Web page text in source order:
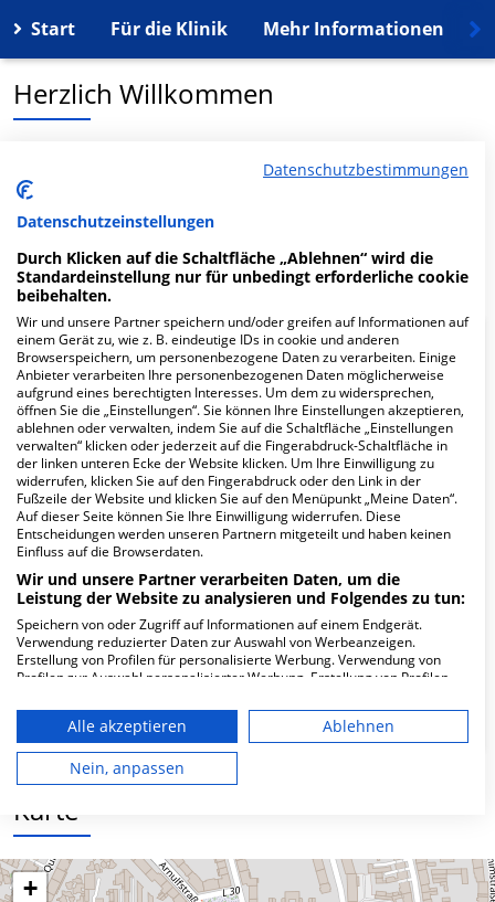
Start Für die Klinik Mehr Informationen
Herzlich Willkommen
Burggrafenstr. 2:00 AM ist ein medizinisches
Versorgungszentrum in Düsseldorf.
Mehr Informationen
FAQ
Hier ﬁnden Sie häuﬁg gestellte Fragen zu dieser Klinik.
Wie lautet die Adresse von Hausarztzentrum
Düsseldorf MVZ M-Prax GmbH?
Burggrafenstr. 2:00 AM
40545 Düsseldorf
Wie ist die Telefonnummer von
Hausarztzentrum Düsseldorf MVZ M-Prax
Karte
+
Datenschutzbestimmungen
Datenschutzeinstellungen
Durch Klicken auf die Schaltfläche „Ablehnen“ wird die
Standardeinstellung nur für unbedingt erforderliche cookie
beibehalten.
Wir und unsere Partner speichern und/oder greifen auf Informationen auf
einem Gerät zu, wie z. B. eindeutige IDs in cookie und anderen
Browserspeichern, um personenbezogene Daten zu verarbeiten. Einige
Anbieter verarbeiten Ihre personenbezogenen Daten möglicherweise
aufgrund eines berechtigten Interesses. Um dem zu widersprechen,
öffnen Sie die „Einstellungen“. Sie können Ihre Einstellungen akzeptieren,
ablehnen oder verwalten, indem Sie auf die Schaltfläche „Einstellungen
verwalten“ klicken oder jederzeit auf die Fingerabdruck-Schaltfläche in
der linken unteren Ecke der Website klicken. Um Ihre Einwilligung zu
widerrufen, klicken Sie auf den Fingerabdruck oder den Link in der
Fußzeile der Website und klicken Sie auf den Menüpunkt „Meine Daten“.
Auf dieser Seite können Sie Ihre Einwilligung widerrufen. Diese
Entscheidungen werden unseren Partnern mitgeteilt und haben keinen
Einfluss auf die Browserdaten.
Wir und unsere Partner verarbeiten Daten, um die
Leistung der Website zu analysieren und Folgendes zu tun:
Speichern von oder Zugriff auf Informationen auf einem Endgerät.
Verwendung reduzierter Daten zur Auswahl von Werbeanzeigen.
Erstellung von Profilen für personalisierte Werbung. Verwendung von
Profilen zur Auswahl personalisierter Werbung. Erstellung von Profilen
personalisierter Inhalte. Messung der Werbeleistung. Messung der
Performance von Inhalten. Analyse von Zielgruppen durch Statistiken
oder Kombinationen von Daten aus verschiedenen Quellen. Entwicklung
und Verbesserung der Angebote. Verwendung reduzierter Daten zur
Auswahl von Inhalten.
die USA gesendet werden.
Website/App.
Partnerliste anzeigen (1 IAB-Anbieter)
Alle akzeptieren
Ablehnen
Nein, anpassen